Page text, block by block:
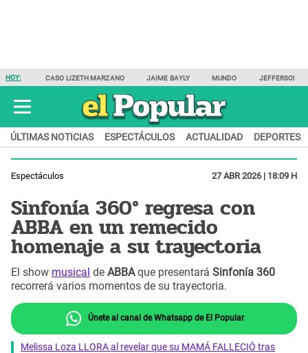
HOY: CASO LIZETH MARZANO JAIME BAYLY MUNDO JEFFERSON
ÚLTIMAS NOTICIAS ESPECTÁCULOS ACTUALIDAD DEPORTES
Espectáculos 27 ABR 2026 | 18:09 H
Sinfonía 360° regresa con
ABBA en un remecido
homenaje a su trayectoria
El show musical de ABBAque presentará Sinfonía 360
recorrerá varios momentos de su trayectoria.
Únete al canal de Whatsapp de El Popular
Melissa Loza LLORA al revelar que su MAMÁ FALLECIÓ tras